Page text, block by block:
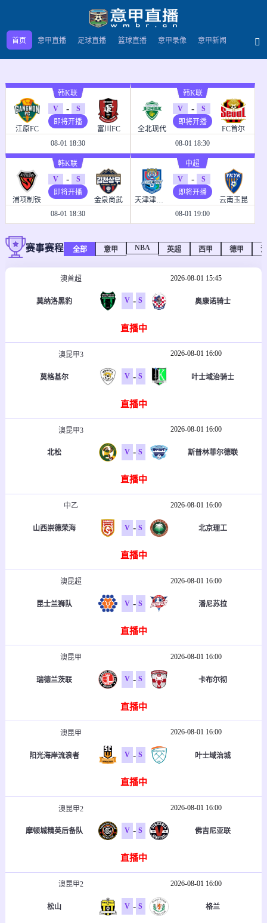
首页 意甲直播 足球直播 篮球直播 意甲录像 意甲新闻
韩K联
江原FC
V -
S
即将开播
富川FC
08-01 18:30
韩K联
全北现代
V -
S
即将开播
FC首尔
08-01 18:30
韩K联
浦项制铁
V -
S
即将开播
金泉尚武
08-01 18:30
中超
天津津门虎
V -
S
即将开播
云南玉昆
08-01 19:00
赛事赛程 全部 意甲 NBA 英超 西甲 德甲
澳首超 2026-08-01 15:45
莫纳洛黑豹 V - S 奥康诺骑士
直播中
澳昆甲3 2026-08-01 16:00
莫格基尔 V - S 叶士域治骑士
直播中
澳昆甲3 2026-08-01 16:00
北松 V - S 斯普林菲尔德联
直播中
中乙 2026-08-01 16:00
山西崇德荣海 V - S 北京理工
直播中
澳昆超 2026-08-01 16:00
昆士兰狮队 V - S 潘尼苏拉
直播中
澳昆甲 2026-08-01 16:00
瑞德兰茨联 V - S 卡布尔彻
直播中
澳昆甲 2026-08-01 16:00
阳光海岸流浪者 V - S 叶士域治城
直播中
澳昆甲2 2026-08-01 16:00
摩顿城精英后备队 V - S 佛吉尼亚联
直播中
澳昆甲2 2026-08-01 16:00
松山 V - S 格兰